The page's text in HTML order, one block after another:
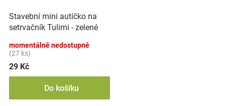
Stavební mini autíčko na
setrvačník Tulimi - zelené
momentálně nedostupné
(27 ks)
29 Kč
Do košíku